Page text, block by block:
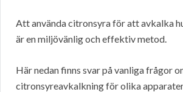
Att använda citronsyra för att avkalka
är en miljövänlig och effektiv metod.
Här nedan finns svar på vanliga frågor
citronsyreavkalkning för olika